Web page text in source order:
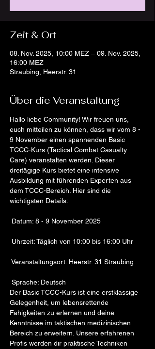
Zeit & Ort
08. Nov. 2025, 10:00 MEZ – 09. Nov. 2025,
16:00 MEZ
Straubing, Heerstr. 31
Über die Veranstaltung
Hallo liebe Community! Wir freuen uns,
euch mitteilen zu können, dass wir vom 8 -
9 November einen spannenden Basic
TCCC-Kurs (Tactical Combat Casualty
Care) veranstalten werden. Dieser
dreitägige Kurs bietet eine intensive
Ausbildung mit führenden Experten aus
dem TCCC-Bereich. Hier sind die
wichtigsten Details:
Datum: 8 - 9 November 2025
Uhrzeit: Täglich von 10:00 bis 16:00 Uhr
Veranstaltungsort: Heerstr. 31 Straubing
Sprache: Deutsch
Der Basic TCCC-Kurs ist eine erstklassige
Gelegenheit, um lebensrettende
Fähigkeiten zu erlernen und deine
Kenntnisse im taktischen medizinischen
Bereich zu erweitern. Unsere erfahrenen
Profis werden dir praktische Techniken